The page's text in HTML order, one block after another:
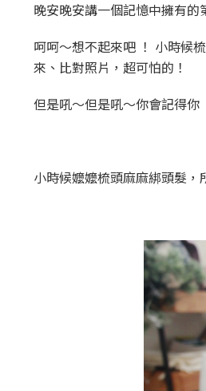
晚安晚安講一個記憶中擁有的
呵呵～想不起來吧 ！ 小時候
來、比對照片，超可怕的！
但是吼～但是吼～你會記得
小時候嬤嬤梳頭麻麻綁頭髮